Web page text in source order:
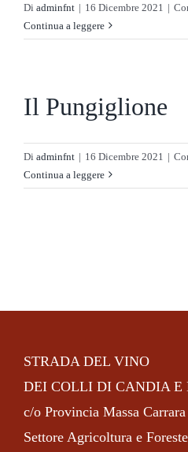
Di adminfnt | 16 Dicembre 2021 |
Continua a leggere
Il Pungiglione
Di adminfnt | 16 Dicembre 2021 |
Continua a leggere
STRADA DEL VINO
DEI COLLI DI CANDIA
c/o Provincia Massa Carrara
Settore Agricoltura e Foreste